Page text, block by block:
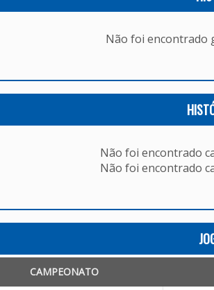
Não foi encontrado
Não foi encontrado
Não foi encontrado
CAMPEONATO